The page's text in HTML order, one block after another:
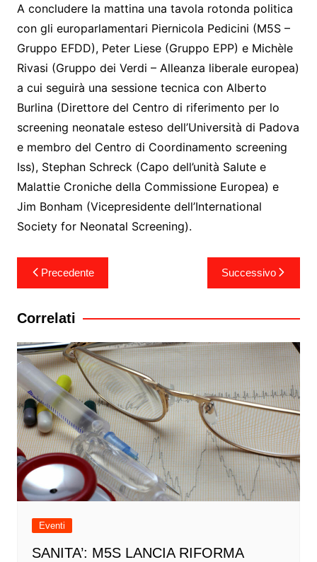
A concludere la mattina una tavola rotonda politica
con gli europarlamentari Piernicola Pedicini (M5S –
Gruppo EFDD), Peter Liese (Gruppo EPP) e Michèle
Rivasi (Gruppo dei Verdi – Alleanza liberale europea)
a cui seguirà una sessione tecnica con Alberto
Burlina (Direttore del Centro di riferimento per lo
screening neonatale esteso dell’Università di Padova
e membro del Centro di Coordinamento screening
Iss), Stephan Schreck (Capo dell’unità Salute e
Malattie Croniche della Commissione Europea) e
Jim Bonham (Vicepresidente dell’International
Society for Neonatal Screening).
Navigazione
articoli
Precedente Successivo
Correlati
Eventi
SANITA’: M5S LANCIA RIFORMA